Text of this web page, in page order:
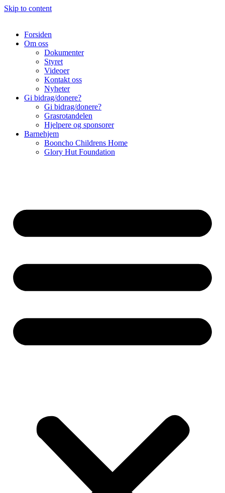
Skip to content
Forsiden
Om oss
Dokumenter
Styret
Videoer
Kontakt oss
Nyheter
Gi bidrag/donere?
Gi bidrag/donere?
Grasrotandelen
Hjelpere og sponsorer
Barnehjem
Booncho Childrens Home
Glory Hut Foundation